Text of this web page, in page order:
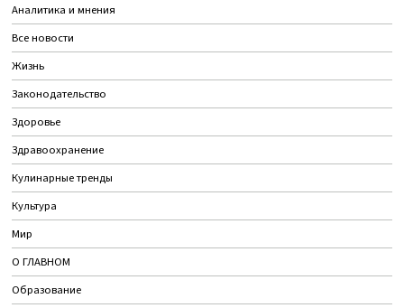
Аналитика и мнения
Все новости
Жизнь
Законодательство
Здоровье
Здравоохранение
Кулинарные тренды
Культура
Мир
О ГЛАВНОМ
Образование